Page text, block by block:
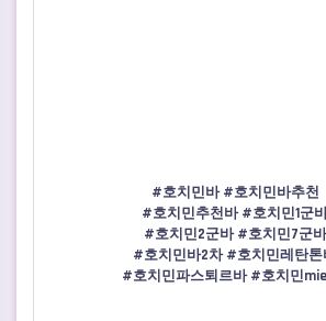
#호치민바 #호치민바추천
#호치민추천바 #호치민1군
#호치민2군바 #호치민7군바
#호치민바2차 #호치민레탄톤
#호치민파스퇴르바 #호치민